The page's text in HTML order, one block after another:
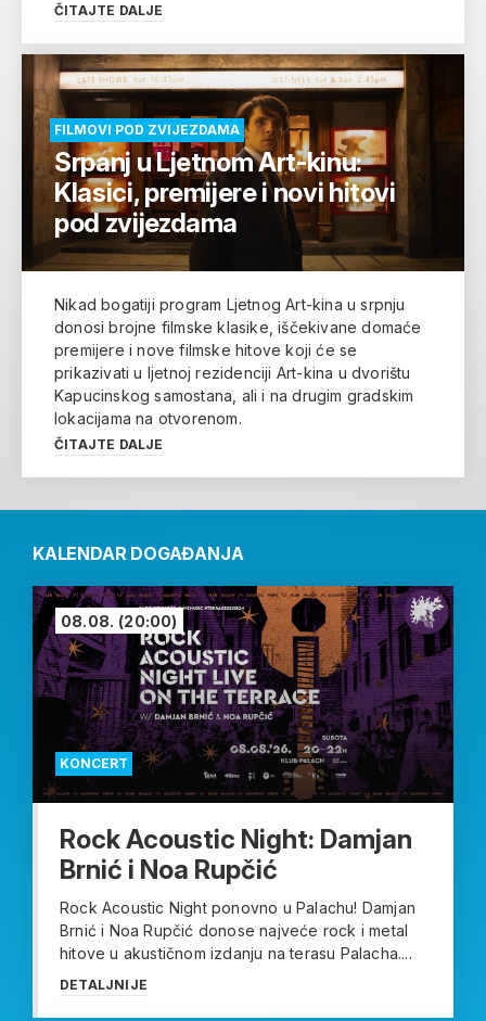
ČITAJTE DALJE
FILMOVI POD ZVIJEZDAMA
Srpanj u Ljetnom Art-kinu:
Klasici, premijere i novi hitovi
pod zvijezdama
Nikad bogatiji program Ljetnog Art-kina u srpnju
donosi brojne filmske klasike, iščekivane domaće
premijere i nove filmske hitove koji će se
prikazivati u ljetnoj rezidenciji Art-kina u dvorištu
Kapucinskog samostana, ali i na drugim gradskim
lokacijama na otvorenom.
ČITAJTE DALJE
KALENDAR DOGAĐANJA
KONCERT
08.08. (20:00)
Rock Acoustic Night: Damjan
Brnić i Noa Rupčić
Rock Acoustic Night ponovno u Palachu! Damjan
Brnić i Noa Rupčić donose najveće rock i metal
hitove u akustičnom izdanju na terasu Palacha....
DETALJNIJE